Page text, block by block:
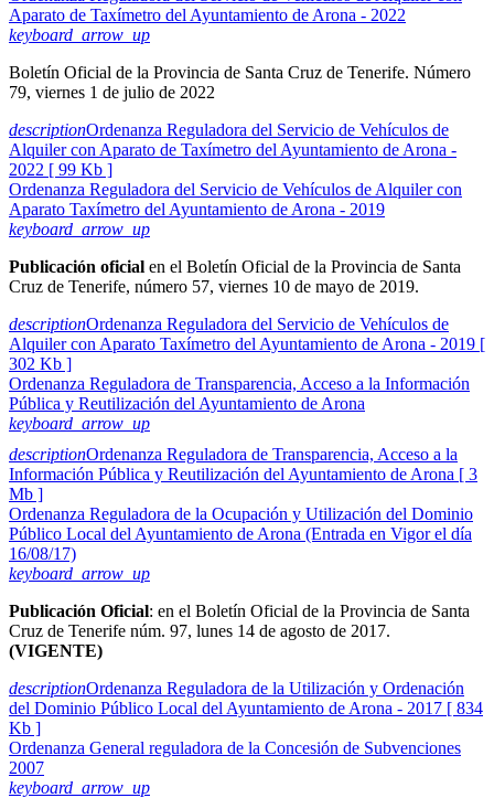
Aparato de Taxímetro del Ayuntamiento de Arona - 2022
keyboard_arrow_up
Boletín Oficial de la Provincia de Santa Cruz de Tenerife. Número
79, viernes 1 de julio de 2022
descriptionOrdenanza Reguladora del Servicio de Vehículos de
Alquiler con Aparato de Taxímetro del Ayuntamiento de Arona -
2022 [ 99 Kb ]
Ordenanza Reguladora del Servicio de Vehículos de Alquiler con
Aparato Taxímetro del Ayuntamiento de Arona - 2019
keyboard_arrow_up
Publicación oficial en el Boletín Oficial de la Provincia de Santa
Cruz de Tenerife, número 57, viernes 10 de mayo de 2019.
descriptionOrdenanza Reguladora del Servicio de Vehículos de
Alquiler con Aparato Taxímetro del Ayuntamiento de Arona - 2019 [
302 Kb ]
Ordenanza Reguladora de Transparencia, Acceso a la Información
Pública y Reutilización del Ayuntamiento de Arona
keyboard_arrow_up
descriptionOrdenanza Reguladora de Transparencia, Acceso a la
Información Pública y Reutilización del Ayuntamiento de Arona [ 3
Mb ]
Ordenanza Reguladora de la Ocupación y Utilización del Dominio
Público Local del Ayuntamiento de Arona (Entrada en Vigor el día
16/08/17)
keyboard_arrow_up
Publicación Oficial: en el Boletín Oficial de la Provincia de Santa
Cruz de Tenerife núm. 97, lunes 14 de agosto de 2017.
(VIGENTE)
descriptionOrdenanza Reguladora de la Utilización y Ordenación
del Dominio Público Local del Ayuntamiento de Arona - 2017 [ 834
Kb ]
Ordenanza General reguladora de la Concesión de Subvenciones
2007
keyboard_arrow_up